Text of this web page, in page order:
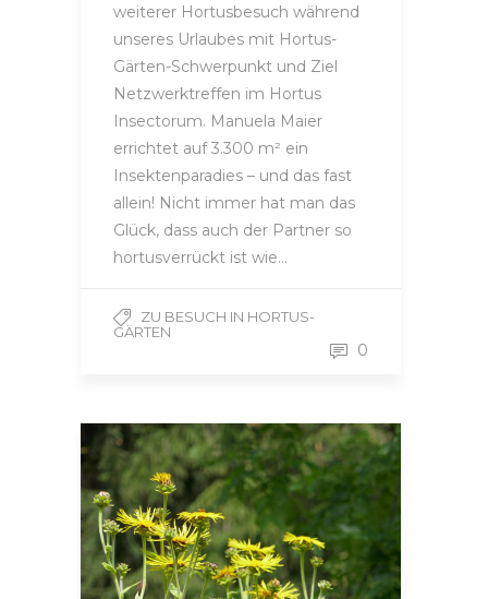
weiterer Hortusbesuch während
unseres Urlaubes mit Hortus-
Gärten-Schwerpunkt und Ziel
Netzwerktreffen im Hortus
Insectorum. Manuela Maier
errichtet auf 3.300 m² ein
Insektenparadies – und das fast
allein! Nicht immer hat man das
Glück, dass auch der Partner so
hortusverrückt ist wie…
ZU BESUCH IN HORTUS-
GÄRTEN
0